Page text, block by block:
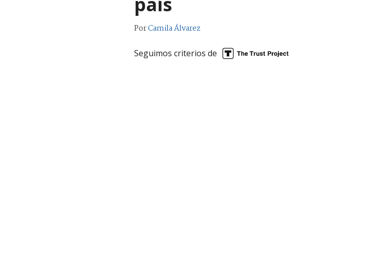
PorCamila Álvarez
Seguimos criterios de